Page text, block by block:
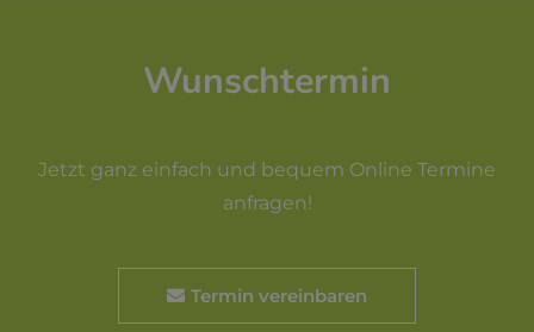
Wunschtermin
Jetzt ganz einfach und bequem Online Termine
anfragen!
Termin vereinbaren